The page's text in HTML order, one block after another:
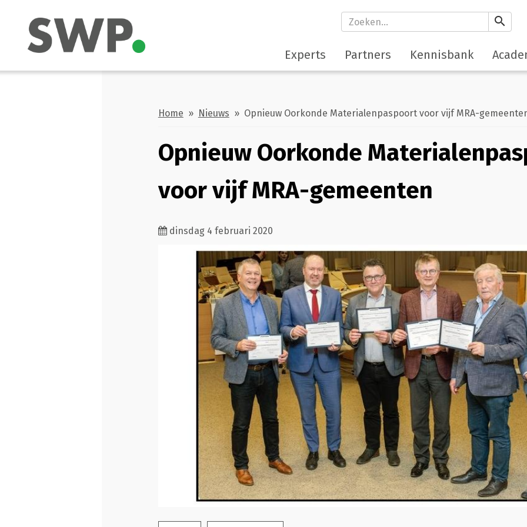
search
Experts Partners Kennisbank
Home » Nieuws » Opnieuw Oorkonde Materialenpaspoort voor vijf MRA-
Opnieuw Oorkonde
voor vijf MRA-gemeenten
dinsdag 4 februari 2020